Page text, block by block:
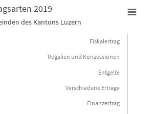
2019
des Kantons Luzern
Fiskalertrag
Regalien und Konzessionen
Entgelte
Verschiedene Erträge
Finanzertrag